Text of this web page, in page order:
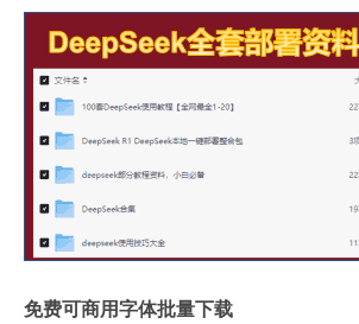
免费可商用字体批量下载